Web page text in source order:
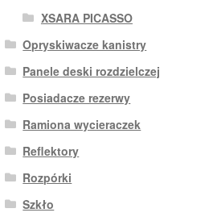
XSARA PICASSO
Opryskiwacze kanistry
Panele deski rozdzielczej
Posiadacze rezerwy
Ramiona wycieraczek
Reflektory
Rozpórki
Szkło